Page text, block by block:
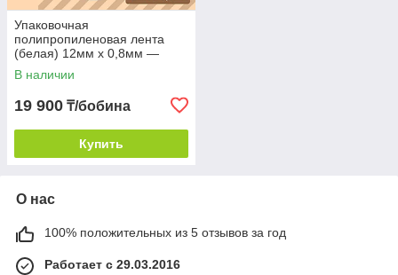
Упаковочная
полипропиленовая лента
(белая) 12мм х 0,8мм —
2000м
В наличии
19 900 ₸/бобина
Купить
О нас
100% положительных из 5 отзывов за год
Работает с 29.03.2016